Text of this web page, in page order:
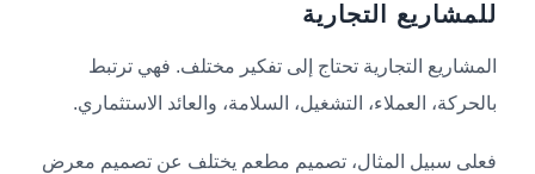
للمشاريع التجارية
المشاريع التجارية تحتاج إلى تفكير مختلف. فهي ترتبط
بالحركة، العملاء، التشغيل، السلامة، والعائد الاستثماري.
فعلى سبيل المثال، تصميم مطعم يختلف عن تصميم معرض